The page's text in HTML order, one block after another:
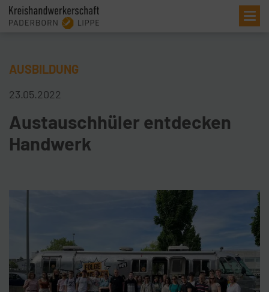
AUSBILDUNG
23.05.2022
Austauschhüler entdecken
Handwerk